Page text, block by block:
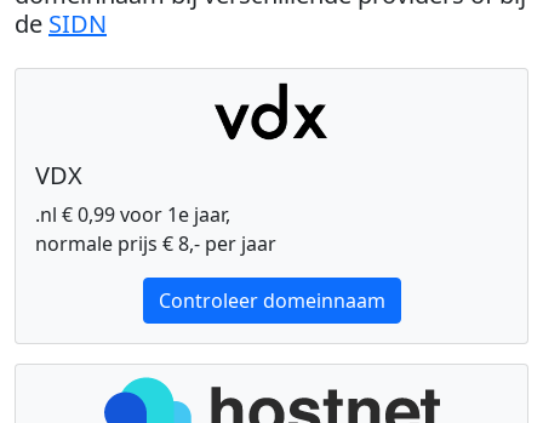
de SIDN
VDX
.nl € 0,99 voor 1e jaar,
normale prijs € 8,- per jaar
Controleer domeinnaam